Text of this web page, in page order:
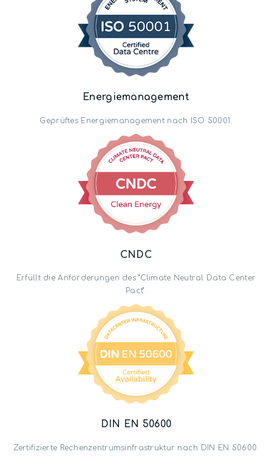
Energie­management
Geprüftes Energie­management nach ISO 50001.
CNDC
Erfüllt die Anforderungen des "Climate Neutral Data Center
Pact".
DIN EN 50600
Zertifizierte Rechenzentrumsinfrastruktur nach DIN EN 50600.